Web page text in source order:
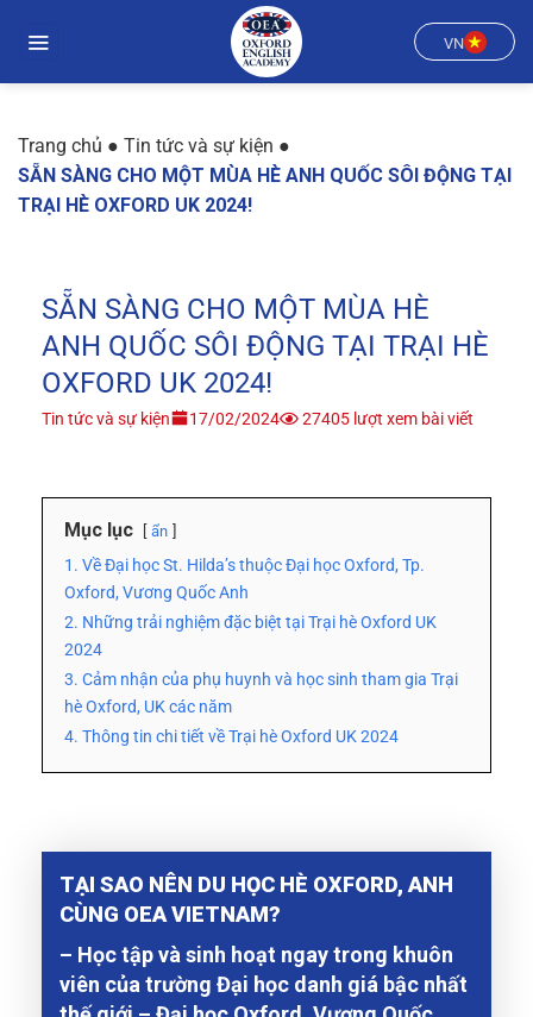
đến
VN
Trang chủ ● Tin tức và sự kiện ●
SẴN SÀNG CHO MỘT MÙA HÈ ANH QUỐC SÔI ĐỘNG TẠI
TRẠI HÈ OXFORD UK 2024!
SẴN SÀNG CHO MỘT MÙA HÈ
ANH QUỐC SÔI ĐỘNG TẠI TRẠI HÈ
OXFORD UK 2024!
Tin tức và sự kiện 17/02/2024 27405 lượt xem bài viết
Mục lục ẩn
1. Về Đại học St. Hilda’s thuộc Đại học Oxford, Tp.
Oxford, Vương Quốc Anh
2. Những trải nghiệm đặc biệt tại Trại hè Oxford UK
2024
3. Cảm nhận của phụ huynh và học sinh tham gia Trại
hè Oxford, UK các năm
4. Thông tin chi tiết về Trại hè Oxford UK 2024
TẠI SAO NÊN DU HỌC HÈ OXFORD, ANH
CÙNG OEA VIETNAM?
– Học tập và sinh hoạt ngay trong khuôn
viên của trường Đại học danh giá bậc nhất